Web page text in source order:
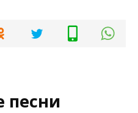
песни